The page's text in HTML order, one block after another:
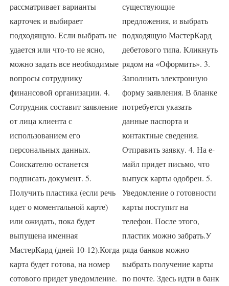
рассматривает варианты
карточек и выбирает
подходящую. Если выбрать не
удается или что-то не ясно,
можно задать все необходимые
вопросы сотруднику
финансовой организации. 4.
Сотрудник составит заявление
от лица клиента с
использованием его
персональных данных.
Соискателю останется
подписать документ. 5.
Получить пластика (если речь
идет о моментальной карте)
или ожидать, пока будет
выпущена именная
МастерКард (дней 10-12).Когда
карта будет готова, на номер
сотового придет уведомление.
существующие
предложения, и выбрать
подходящую МастерКард
дебетового типа. Кликнуть
рядом на «Оформить». 3.
Заполнить электронную
форму заявления. В бланке
потребуется указать
данные паспорта и
контактные сведения.
Отправить заявку. 4. На е-
майл придет письмо, что
выпуск карты одобрен. 5.
Уведомление о готовности
карты поступит на
телефон. После этого,
пластик можно забрать.У
ряда банков можно
выбрать получение карты
по почте. Здесь идти в банк